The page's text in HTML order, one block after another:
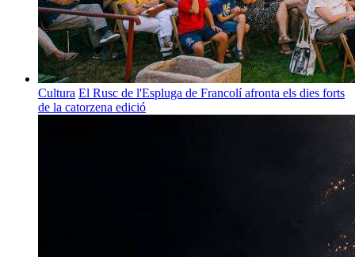
Cultura El Rusc de l'Espluga de Francolí afronta els dies forts
de la catorzena edició